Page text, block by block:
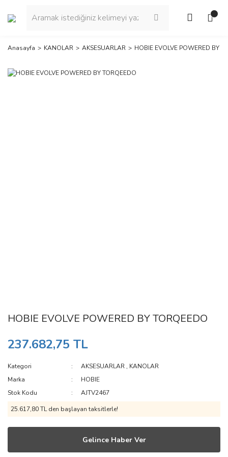
Anasayfa KANOLAR AKSESUARLAR HOBIE EVOLVE POWERED BY
HOBIE EVOLVE POWERED BY TORQEEDO
237.682,75 TL
Kategori AKSESUARLAR , KANOLAR
Marka
HOBIE
Stok Kodu
AJTV2467
25.617,80 TL den başlayan taksitlerle!
Gelince Haber Ver